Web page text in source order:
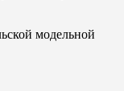
модельной